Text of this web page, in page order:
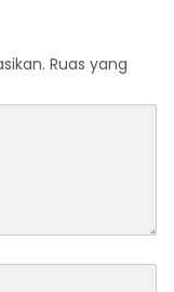
Ruas yang